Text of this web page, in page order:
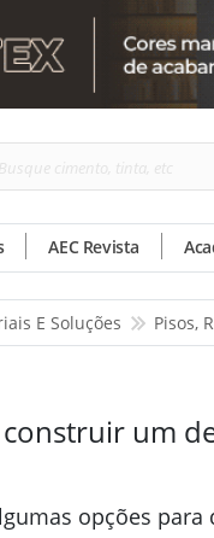
AEC Revista
E Soluções Pisos,
um
opções para